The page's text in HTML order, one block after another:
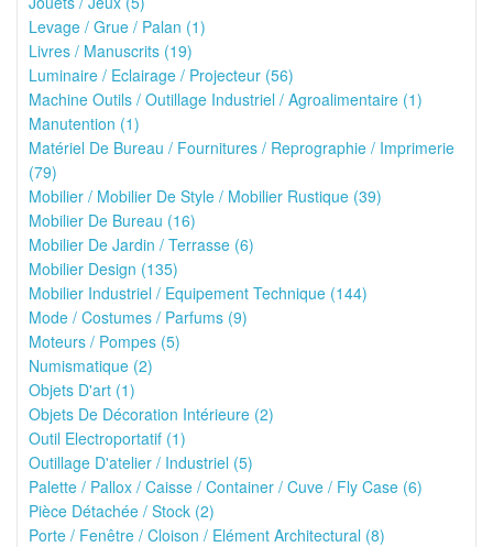
Levage / Grue / Palan (1)
Livres / Manuscrits (19)
Luminaire / Eclairage / Projecteur (56)
Machine Outils / Outillage Industriel / Agroalimentaire (1)
Manutention (1)
Matériel De Bureau / Fournitures / Reprographie / Imprimerie
(79)
Mobilier / Mobilier De Style / Mobilier Rustique (39)
Mobilier De Bureau (16)
Mobilier De Jardin / Terrasse (6)
Mobilier Design (135)
Mobilier Industriel / Equipement Technique (144)
Mode / Costumes / Parfums (9)
Moteurs / Pompes (5)
Numismatique (2)
Objets D'art (1)
Objets De Décoration Intérieure (2)
Outil Electroportatif (1)
Outillage D'atelier / Industriel (5)
Palette / Pallox / Caisse / Container / Cuve / Fly Case (6)
Pièce Détachée / Stock (2)
Porte / Fenêtre / Cloison / Elément Architectural (8)